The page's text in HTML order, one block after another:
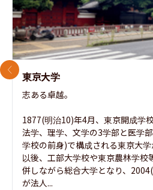
東京大学
志ある卓越。
1877(明治10)年4月、東京開成学
法学、理学、文学の3学部と医学
学校の前身)で構成される東京大学
以後、工部大学校や東京農林学校
併しながら総合大学となり、
が法人...
前のスライド